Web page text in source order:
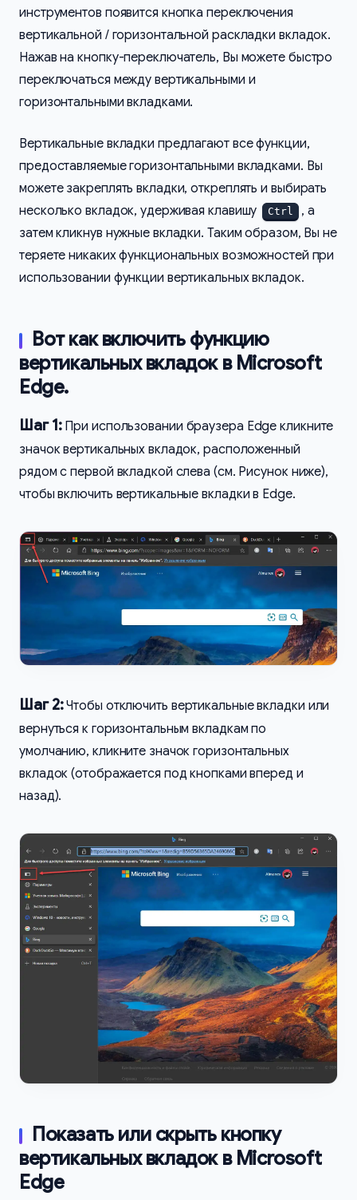
инструментов появится кнопка переключения
вертикальной / горизонтальной раскладки вкладок.
Нажав на кнопку-переключатель, Вы можете быстро
переключаться между вертикальными и
горизонтальными вкладками.
Вертикальные вкладки предлагают все функции,
предоставляемые горизонтальными вкладками. Вы
можете закреплять вкладки, откреплять и выбирать
несколько вкладок, удерживая клавишу
Ctrl
, а
затем кликнув нужные вкладки. Таким образом, Вы не
теряете никаких функциональных возможностей при
использовании функции вертикальных вкладок.
Вот как включить функцию
вертикальных вкладок в Microsoft
Edge.
Шаг 1: При использовании браузера Edge кликните
значок вертикальных вкладок, расположенный
рядом с первой вкладкой слева (см. Рисунок ниже),
чтобы включить вертикальные вкладки в Edge.
Шаг 2:Чтобы отключить вертикальные вкладки или
вернуться к горизонтальным вкладкам по
умолчанию, кликните значок горизонтальных
вкладок (отображается под кнопками вперед и
назад).
Показать или скрыть кнопку
вертикальных вкладок в Microsoft
Edge